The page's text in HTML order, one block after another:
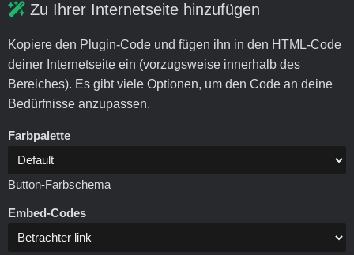
Zu Ihrer Internetseite hinzufügen
Kopiere den Plugin-Code und fügen ihn in den HTML-Code
deiner Internetseite ein (vorzugsweise innerhalb des
Bereiches). Es gibt viele Optionen, um den Code an deine
Bedürfnisse anzupassen.
Farbpalette
Button-Farbschema
Embed-Codes